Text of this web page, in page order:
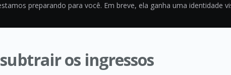
preparando para você. Em breve, ela ganha uma identidade
os ingressos